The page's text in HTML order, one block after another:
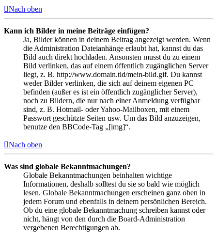
Nach oben
Kann ich Bilder in meine Beiträge einfügen?
Ja, Bilder können in deinem Beitrag angezeigt werden. Wenn
die Administration Dateianhänge erlaubt hat, kannst du das
Bild auch direkt hochladen. Ansonsten musst du zu einem
Bild verlinken, das auf einem öffentlich zugänglichen Server
liegt, z. B. http://www.domain.tld/mein-bild.gif. Du kannst
weder Bilder verlinken, die sich auf deinem eigenen PC
befinden (außer es ist ein öffentlich zugänglicher Server),
noch zu Bildern, die nur nach einer Anmeldung verfügbar
sind, z. B. Hotmail- oder Yahoo-Mailboxen, mit einem
Passwort geschützte Seiten usw. Um das Bild anzuzeigen,
benutze den BBCode-Tag „[img]“.
Nach oben
Was sind globale Bekanntmachungen?
Globale Bekanntmachungen beinhalten wichtige
Informationen, deshalb solltest du sie so bald wie möglich
lesen. Globale Bekanntmachungen erscheinen ganz oben in
jedem Forum und ebenfalls in deinem persönlichen Bereich.
Ob du eine globale Bekanntmachung schreiben kannst oder
nicht, hängt von den durch die Board-Administration
vergebenen Berechtigungen ab.